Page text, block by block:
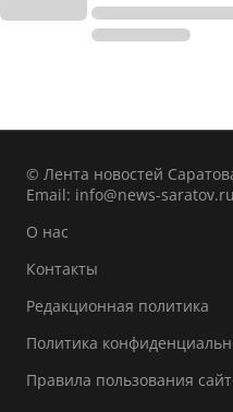
© Лента новостей
Email: info@news-saratov.ru
О нас
Контакты
Редакционная политика
Политика
Правила пользования